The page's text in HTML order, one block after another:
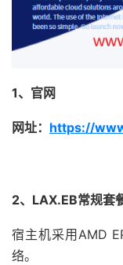
1、官网
网址： https://
2、LAX.EB常规套
宿主机采用AMD
络。